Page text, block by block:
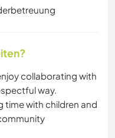
collaborating with
way.
time with children and